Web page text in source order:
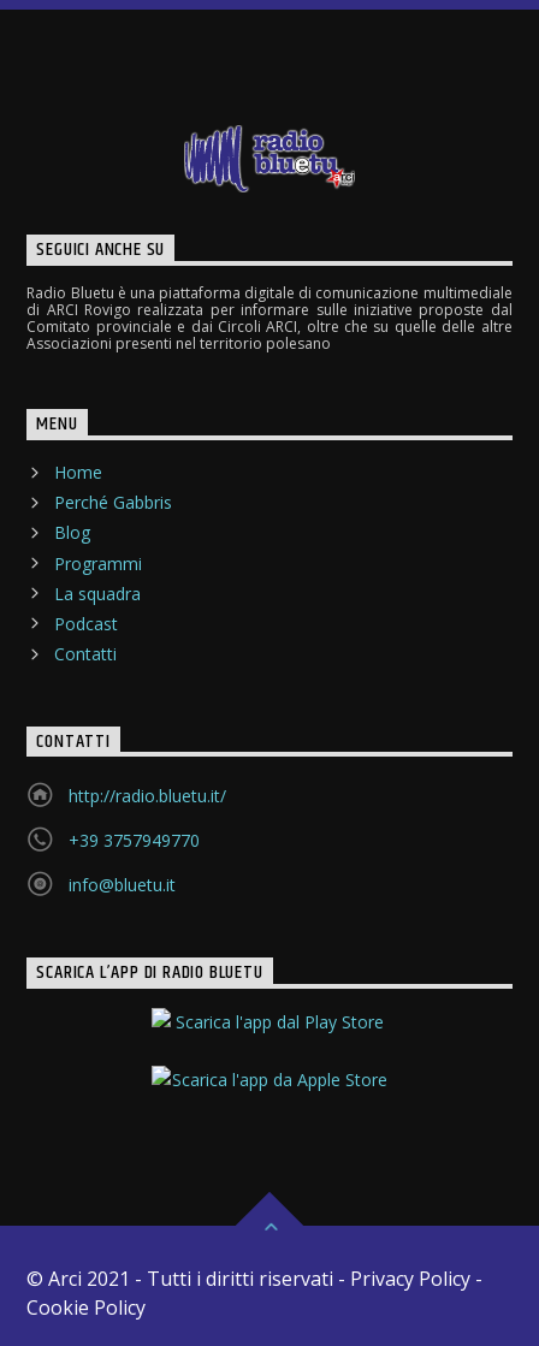
SEGUICI ANCHE SU
Radio Bluetu è una piattaforma digitale di comunicazione multimediale
di ARCI Rovigo realizzata per informare sulle iniziative proposte dal
Comitato provinciale e dai Circoli ARCI, oltre che su quelle delle altre
Associazioni presenti nel territorio polesano
MENU
Home
Perché Gabbris
Blog
Programmi
La squadra
Podcast
Contatti
CONTATTI
http://radio.bluetu.it/
+39 3757949770
info@bluetu.it
SCARICA L’APP DI RADIO BLUETU
© Arci 2021 - Tutti i diritti riservati - Privacy Policy -
Cookie Policy